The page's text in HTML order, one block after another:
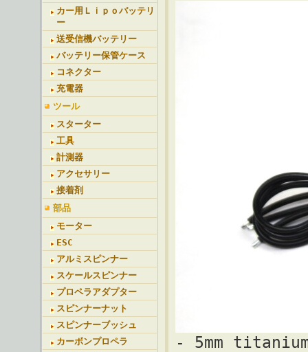
カー用Ｌｉｐｏバッテリ
ー
送受信機バッテリー
バッテリー保管ケース
コネクター
充電器
ツール
スターター
工具
計測器
アクセサリー
接着剤
部品
モーター
ESC
アルミスピンナー
スケールスピンナー
プロペラアダプター
スピンナーナット
スピンナーブッシュ
カーボンプロペラ
- 5mm